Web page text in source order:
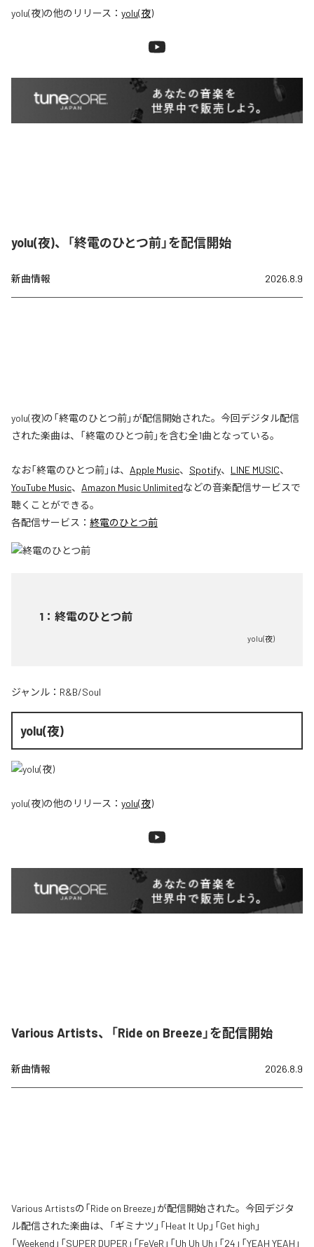
yolu(夜)の他のリリース： yolu(夜)
yolu(夜)、「終電のひとつ前」を配信開始
新曲情報 2026.8.9
yolu(夜)の「終電のひとつ前」が配信開始された。今回デジタル配信
された楽曲は、「終電のひとつ前」を含む全1曲となっている。
なお「終電のひとつ前」は、 Apple Music、 Spotify、 LINE MUSIC、
YouTube Music、 Amazon Music Unlimitedなどの音楽配信サービスで
聴くことができる。
各配信サービス： 終電のひとつ前
1 ： 終電のひとつ前
yolu(夜)
ジャンル： R&B/Soul
yolu(夜)
yolu(夜)の他のリリース： yolu(夜)
Various Artists、「Ride on Breeze」を配信開始
新曲情報 2026.8.9
Various Artistsの「Ride on Breeze」が配信開始された。今回デジタ
ル配信された楽曲は、「ギミナツ」「Heat It Up」「Get high」
「Weekend」「SUPER DUPER」「FeVeR」「Uh Uh Uh」「24」「YEAH YEAH」